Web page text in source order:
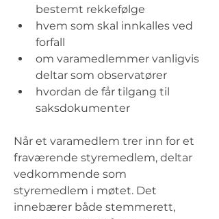
bestemt rekkefølge
hvem som skal innkalles ved
forfall
om varamedlemmer vanligvis
deltar som observatører
hvordan de får tilgang til
saksdokumenter
Når et varamedlem trer inn for et
fraværende styremedlem, deltar
vedkommende som
styremedlem i møtet. Det
innebærer både stemmerett,